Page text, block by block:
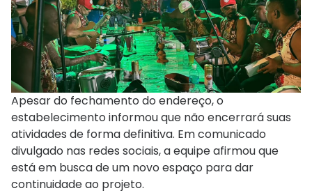
Apesar do fechamento do endereço, o
estabelecimento informou que não encerrará suas
atividades de forma definitiva. Em comunicado
divulgado nas redes sociais, a equipe afirmou que
está em busca de um novo espaço para dar
continuidade ao projeto.